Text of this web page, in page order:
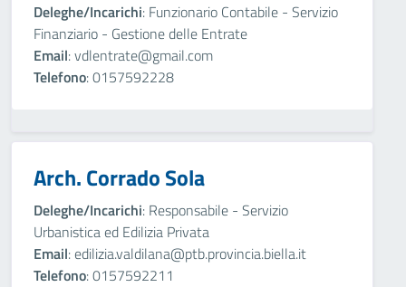
Deleghe/Incarichi: Funzionario Contabile - Servizio
Finanziario - Gestione delle Entrate
Email: vdlentrate@gmail.com
Telefono: 0157592228
Arch. Corrado Sola
Deleghe/Incarichi: Responsabile - Servizio
Urbanistica ed Edilizia Privata
Email: edilizia.valdilana@ptb.provincia.biella.it
Telefono: 0157592211